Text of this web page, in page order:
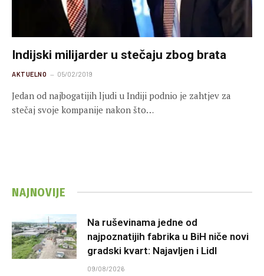
Indijski milijarder u stečaju zbog brata
AKTUELNO 05/02/2019
Jedan od najbogatijih ljudi u Indiji podnio je zahtjev za
stečaj svoje kompanije nakon što…
NAJNOVIJE
Na ruševinama jedne od
najpoznatijih fabrika u BiH niče novi
gradski kvart: Najavljen i Lidl
09/08/2026